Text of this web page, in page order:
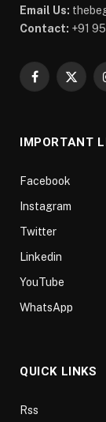
Email Us:
Contact: +91
Facebook
X
IMPORTANT
Facebook
Instagram
Twitter
Linkedin
YouTube
WhatsApp
QUICK LINKS
Rss